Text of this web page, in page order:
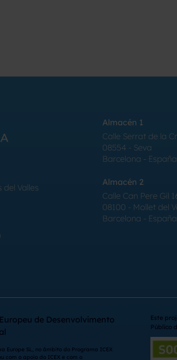
del Valles
Almacén 1
Calle Serrat de la
08554 - Seva
Barcelona - España
Almacén 2
Calle Can Pere Gil
08100 - Mollet del
Barcelona - España
de Desenvolvimento
Europe SL, no âmbito do Programa ICEX
com o apoio do ICEX e com o
Este
Público